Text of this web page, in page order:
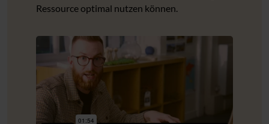
Ressource optimal nutzen können.